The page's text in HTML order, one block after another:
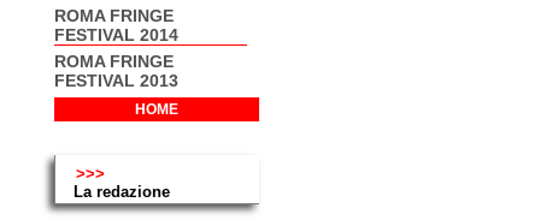
ROMA FRINGE
FESTIVAL 2014
ROMA FRINGE
FESTIVAL 2013
HOME
>>>
La redazione